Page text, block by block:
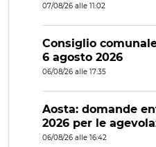
07/08/26 alle 11:02
Consiglio
6 agosto 2026
06/08/26 alle 17:35
Aosta: domande
2026 per le
06/08/26 alle 16:42